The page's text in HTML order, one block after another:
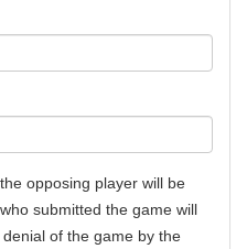
opposing player will be
submitted the game will
of the game by the